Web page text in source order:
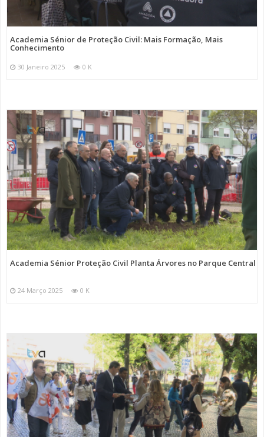
Academia Sénior de Proteção Civil: Mais Formação, Mais
Conhecimento
30 Janeiro 2025 0 K
Academia Sénior Proteção Civil Planta Árvores no Parque Central
24 Março 2025 0 K